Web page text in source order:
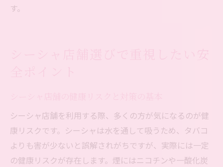
す。
シーシャ店舗を利用する際、多くの方が気になるのが健
康リスクです。シーシャは水を通して吸うため、タバコ
よりも害が少ないと誤解されがちですが、実際には一定
の健康リスクが存在します。煙にはニコチンや一酸化炭